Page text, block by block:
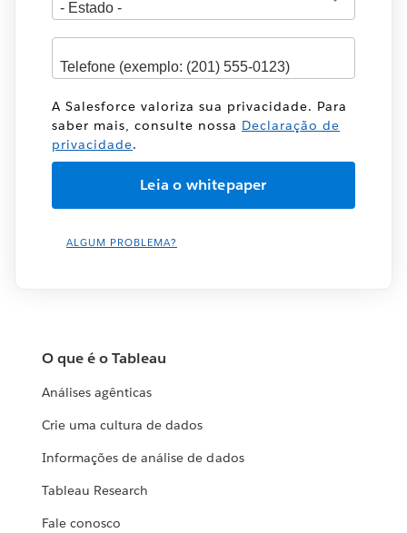
A Salesforce valoriza sua privacidade. Para
saber mais, consulte nossa Declaração de
privacidade.
ALGUM PROBLEMA?
O que é o Tableau
Análises agênticas
Crie uma cultura de dados
Informações de análise de dados
Tableau Research
Fale conosco